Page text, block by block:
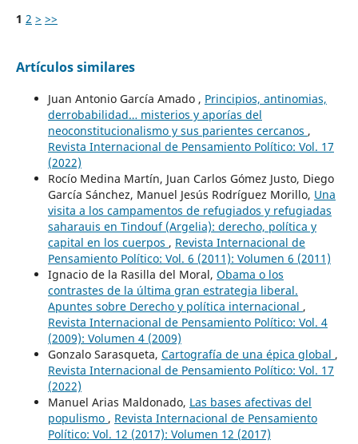
1 2 > >>
Artículos similares
Juan Antonio García Amado , Principios, antinomias,
derrobabilidad… misterios y aporías del
neoconstitucionalismo y sus parientes cercanos ,
Revista Internacional de Pensamiento Político: Vol. 17
(2022)
Rocío Medina Martín, Juan Carlos Gómez Justo, Diego
García Sánchez, Manuel Jesús Rodríguez Morillo, Una
visita a los campamentos de refugiados y refugiadas
saharauis en Tindouf (Argelia): derecho, política y
capital en los cuerpos , Revista Internacional de
Pensamiento Político: Vol. 6 (2011): Volumen 6 (2011)
Ignacio de la Rasilla del Moral, Obama o los
contrastes de la última gran estrategia liberal.
Apuntes sobre Derecho y política internacional ,
Revista Internacional de Pensamiento Político: Vol. 4
(2009): Volumen 4 (2009)
Gonzalo Sarasqueta, Cartografía de una épica global ,
Revista Internacional de Pensamiento Político: Vol. 17
(2022)
Manuel Arias Maldonado, Las bases afectivas del
populismo , Revista Internacional de Pensamiento
Político: Vol. 12 (2017): Volumen 12 (2017)